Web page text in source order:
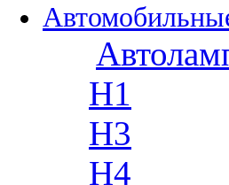
H1
H3
H4